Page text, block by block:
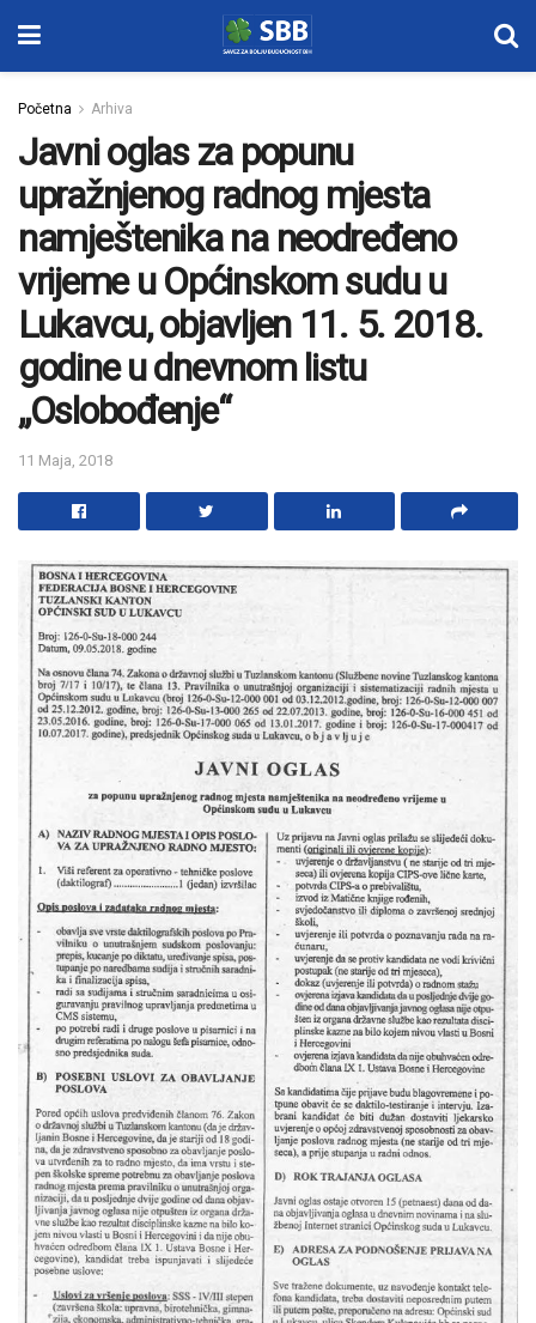
Početna Arhiva
Javni oglas za popunu
upražnjenog radnog mjesta
namještenika na neodređeno
vrijeme u Općinskom sudu u
Lukavcu, objavljen 11. 5. 2018.
godine u dnevnom listu
„Oslobođenje“
11 Maja, 2018